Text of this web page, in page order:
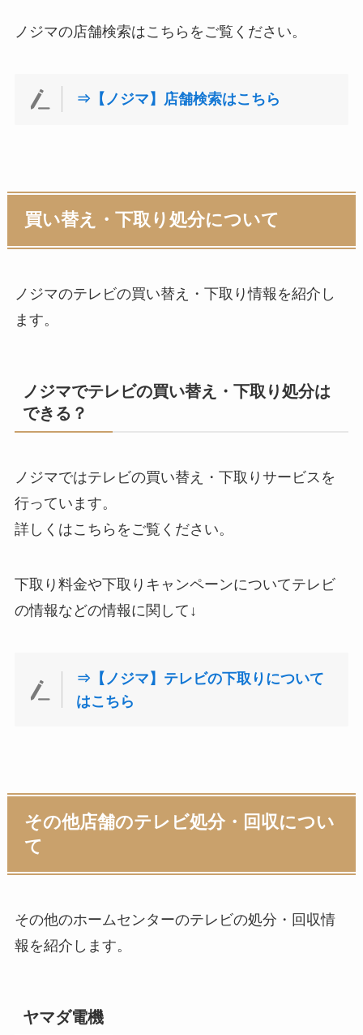
ノジマの店舗検索はこちらをご覧ください。
⇒【ノジマ】店舗検索はこちら
買い替え・下取り処分について
ノジマのテレビの買い替え・下取り情報を紹介し
ます。
ノジマでテレビの買い替え・下取り処分は
できる？
ノジマではテレビの買い替え・下取りサービスを
行っています。
詳しくはこちらをご覧ください。
下取り料金や下取りキャンペーンについてテレビ
の情報などの情報に関して↓
⇒【ノジマ】テレビの下取りについて
はこちら
その他店舗のテレビ処分・回収につい
て
その他のホームセンターのテレビの処分・回収情
報を紹介します。
ヤマダ電機